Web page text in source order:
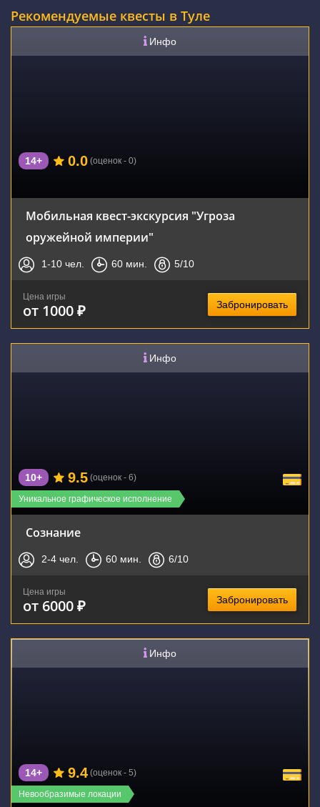
Рекомендуемые квесты в Туле
Инфо
14+ 0.0 (оценок - 0)
Мобильная квест-экскурсия "Угроза
оружейной империи"
1-10 чел. 60 мин. 5/10
Цена игры
от 1000 ₽ Забронировать
Инфо
Уникальное графическое исполнение
10+ 9.5 (оценок - 6)
Сознание
2-4 чел. 60 мин. 6/10
Цена игры
от 6000 ₽ Забронировать
Инфо
Невообразимые локации
14+ 9.4 (оценок - 5)